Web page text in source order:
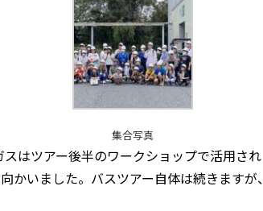
集合写真
はツアー後半のワークショップで活用され
かいました。バスツアー自体は続きますが、